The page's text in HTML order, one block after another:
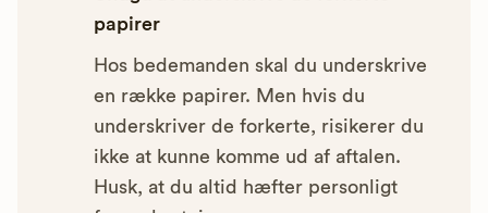
papirer
Hos bedemanden skal du underskrive
en række papirer. Men hvis du
underskriver de forkerte, risikerer du
ikke at kunne komme ud af aftalen.
Husk, at du altid hæfter personligt